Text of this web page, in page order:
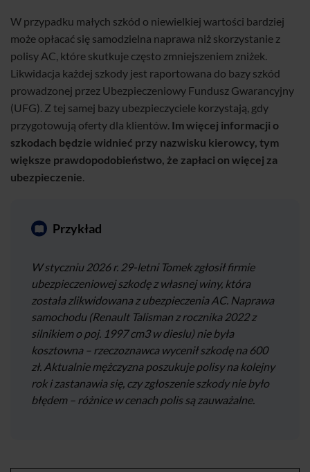
W przypadku małych szkód o niewielkiej wartości bardziej
może opłacać się samodzielna naprawa niż skorzystanie z
polisy AC, które skutkuje często zmniejszeniem zniżek.
Likwidacja każdej szkody jest raportowana do bazy szkód
prowadzonej przez Ubezpieczeniowy Fundusz Gwarancyjny
(UFG). Z tej samej bazy ubezpieczyciele korzystają, gdy
przygotowują oferty dla klientów. Im więcej informacji o
szkodach będzie widnieć przy nazwisku kierowcy, tym
większe prawdopodobieństwo, że zapłaci on więcej za
ubezpieczenie.
Przykład
W styczniu 2026 r. 29-letni Tomek zgłosił firmie
ubezpieczeniowej szkodę z własnej winy, która
została zlikwidowana z ubezpieczenia AC. Naprawa
samochodu (Renault Talisman z rocznika 2022 z
silnikiem o poj. 1997 cm3 w dieslu) nie była
kosztowna – rzeczoznawca wycenił szkodę na 600
zł. Aktualnie mężczyzna poszukuje polisy na kolejny
rok i zastanawia się, czy zgłoszenie szkody nie było
błędem – różnice w cenach polis są zauważalne.